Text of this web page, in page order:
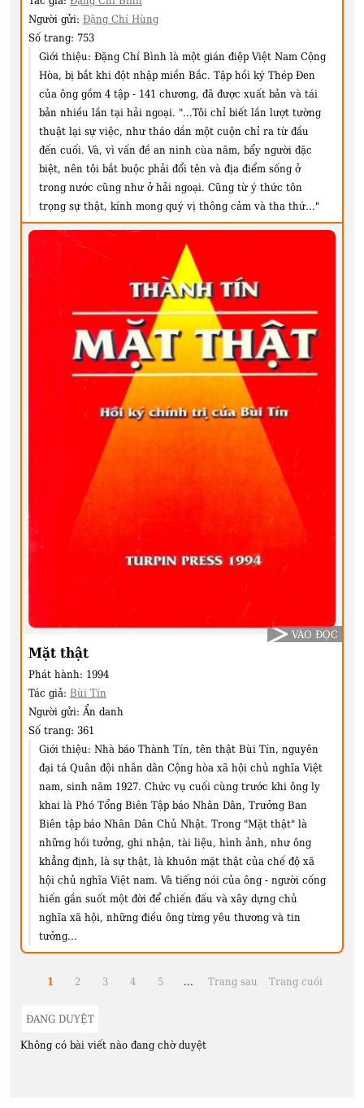
Người gửi: Đặng Chí Hùng
Số trang: 753
Giới thiệu: Đặng Chí Bình là một gián điệp Việt Nam Cộng
Hòa, bị bắt khi đột nhập miền Bắc. Tập hồi ký Thép Đen
của ông gồm 4 tập - 141 chương, đã được xuất bản và tái
bản nhiều lần tại hải ngoại. "...Tôi chỉ biết lần lượt tường
thuật lại sự việc, như tháo dần một cuộn chỉ ra từ đầu
đến cuối. Và, vì vấn đề an ninh cùa năm, bẩy người đặc
biệt, nên tôi bắt buộc phải đổi tên và địa điểm sống ở
trong nước cũng như ở hải ngoại. Cũng từ ý thức tôn
trọng sự thật, kính mong quý vị thông cảm và tha thứ..."
Mặt thật
Phát hành: 1994
Tác giả: Bùi Tín
Người gửi: Ẩn danh
Số trang: 361
Giới thiệu: Nhà báo Thành Tín, tên thật Bùi Tín, nguyên
đại tá Quân đội nhân dân Cộng hòa xã hội chủ nghĩa Việt
nam, sinh năm 1927. Chức vụ cuối cùng trước khi ông ly
khai là Phó Tổng Biên Tập báo Nhân Dân, Trưởng Ban
Biên tập báo Nhân Dân Chủ Nhật. Trong "Mặt thật" là
những hồi tưởng, ghi nhận, tài liệu, hình ảnh, như ông
khẳng định, là sự thật, là khuôn mặt thật của chế độ xã
hội chủ nghĩa Việt nam. Và tiếng nói của ông - người cống
hiến gần suốt một đời để chiến đấu và xây dựng chủ
nghĩa xã hội, những điều ông từng yêu thương và tin
tưởng...
VÀO ĐỌC
1 2 3 4 5 ... Trang sau Trang cuối
ĐANG DUYỆT
Không có bài viết nào đang chờ duyệt